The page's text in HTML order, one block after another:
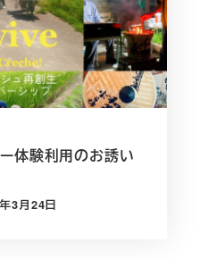
体験利用のお誘い
3月24日